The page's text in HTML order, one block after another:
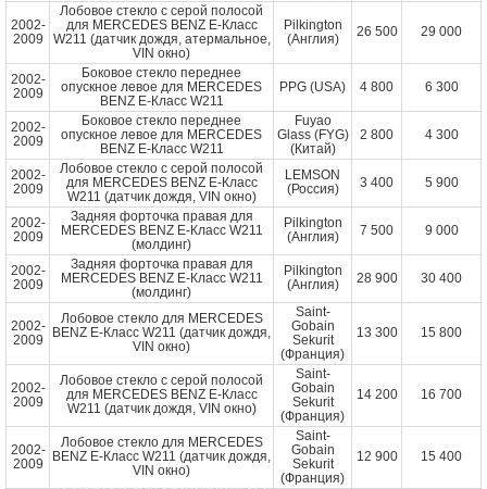
2002-
2009
Лобовое стекло с серой полосой
для MERCEDES BENZ E-Класс
W211 (датчик дождя, атермальное,
VIN окно)
Pilkington
(Англия)
26 500 29 000
2002-
2009
Боковое стекло переднее
опускное левое для MERCEDES
BENZ E-Класс W211
PPG (USA) 4 800 6 300
2002-
2009
Боковое стекло переднее
опускное левое для MERCEDES
BENZ E-Класс W211
Fuyao
Glass (FYG)
(Китай)
2 800 4 300
2002-
2009
Лобовое стекло с серой полосой
для MERCEDES BENZ E-Класс
W211 (датчик дождя, VIN окно)
LEMSON
(Россия)
3 400 5 900
2002-
2009
Задняя форточка правая для
MERCEDES BENZ E-Класс W211
(молдинг)
Pilkington
(Англия)
7 500 9 000
2002-
2009
Задняя форточка правая для
MERCEDES BENZ E-Класс W211
(молдинг)
Pilkington
(Англия)
28 900 30 400
2002-
2009
Лобовое стекло для MERCEDES
BENZ E-Класс W211 (датчик дождя,
VIN окно)
Saint-
Gobain
Sekurit
(Франция)
13 300 15 800
2002-
2009
Лобовое стекло с серой полосой
для MERCEDES BENZ E-Класс
W211 (датчик дождя, VIN окно)
Saint-
Gobain
Sekurit
(Франция)
14 200 16 700
2002-
2009
Лобовое стекло для MERCEDES
BENZ E-Класс W211 (датчик дождя,
VIN окно)
Saint-
Gobain
Sekurit
(Франция)
12 900 15 400